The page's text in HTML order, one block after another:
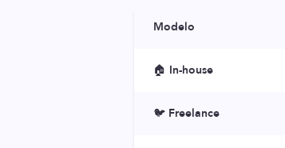
Modelo
🏠 In-house
🐦 Freelance